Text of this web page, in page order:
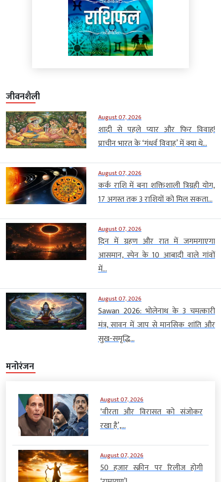
जीवनशैली
August 07, 2026
शादी से पहले प्यार और फिर विवाह!
प्राचीन भारत के ‘गंधर्व विवाह’ में क्या थे...
August 07, 2026
कर्क राशि में बना शक्तिशाली त्रिग्रही योग,
17 अगस्त तक 3 राशियों को मिल सकता...
August 07, 2026
दिन में ग्रहण और रात में जगमगाएगा
आसमान, स्पेन के 10 आबादी वाले गांवों
में...
August 07, 2026
Sawan 2026: भोलेनाथ के 3 चमत्कारी
मंत्र, सावन में जाप से मानसिक शांति और
सुख-समृद्धि...
मनोरंजन
August 07, 2026
‘वीरता और विरासत को संजोकर
रखा है’,...
August 07, 2026
50 हजार स्क्रीन पर रिलीज होगी